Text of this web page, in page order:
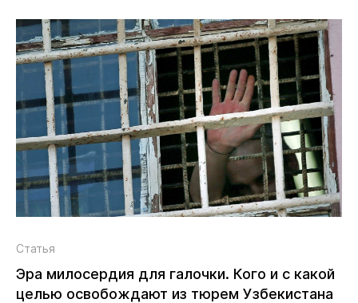
Статья
Эра милосердия для галочки. Кого и с какой
целью освобождают из тюрем Узбекистана